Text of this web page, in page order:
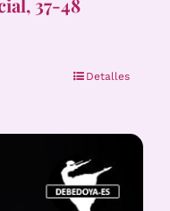
37-48
Detalles